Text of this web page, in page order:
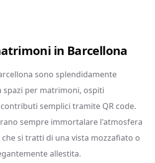
in Barcellona
sono splendidamente
spazi per matrimoni, ospiti
semplici tramite QR code.
sempre immortalare l'atmosfera
si tratti di una vista mozzafiato o
allestita.